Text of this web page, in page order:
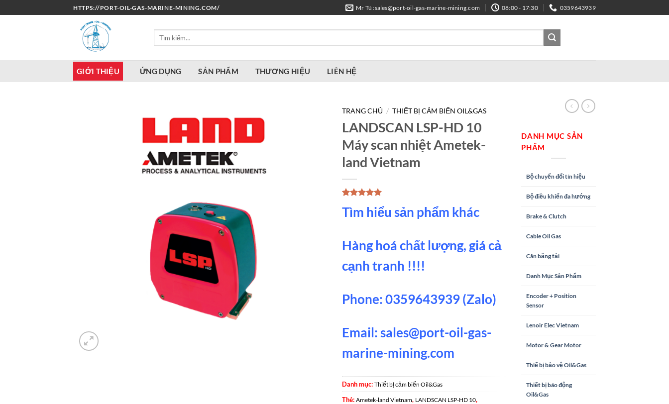
qua
HTTPS://PORT-OIL-GAS-MARINE-MINING.COM/ Mr Tú :sales@port-oil-gas-marine-mining.com 08:00 - 17:30 0359643939
GIỚI THIỆU ỨNG DỤNG SẢN PHẨM THƯƠNG HIỆU LIÊN HỆ
TRANG CHỦ / THIẾT BỊ CẢM BIẾN OIL&GAS
LANDSCAN LSP-HD 10
Máy scan nhiệt Ametek-
land Vietnam
dựa trên
Tìm hiểu sản phẩm khác
Hàng hoá chất lượng, giá cả
cạnh tranh !!!!
Phone: 0359643939 (Zalo)
Email:sales@port-oil-gas-
marine-mining.com
Danh mục: Thiết bị cảm biến Oil&Gas
Thẻ: Ametek-land Vietnam, LANDSCAN LSP-HD 10,
DANH MỤC SẢN
PHẨM
Bộ chuyển đổi tín hiệu
Bộ điều khiển đa hướng
Brake & Clutch
Cable Oil Gas
Cân băng tải
Danh Mục Sản Phẩm
Encoder + Position
Sensor
Lenoir Elec Vietnam
Motor & Gear Motor
Thiế bị bảo vệ Oil&Gas
Thiết bị báo động
Oil&Gas